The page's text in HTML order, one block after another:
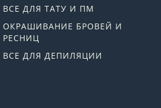
ВСЕ ДЛЯ ТАТУ И ПМ
ОКРАШИВАНИЕ БРОВЕЙ И
РЕСНИЦ
ВСЕ ДЛЯ ДЕПИЛЯЦИИ